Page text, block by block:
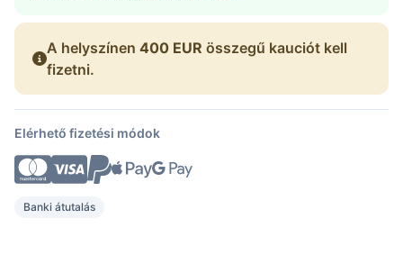
A helyszínen 400 EUR összegű kauciót kell
fizetni.
Elérhető fizetési módok
Banki átutalás